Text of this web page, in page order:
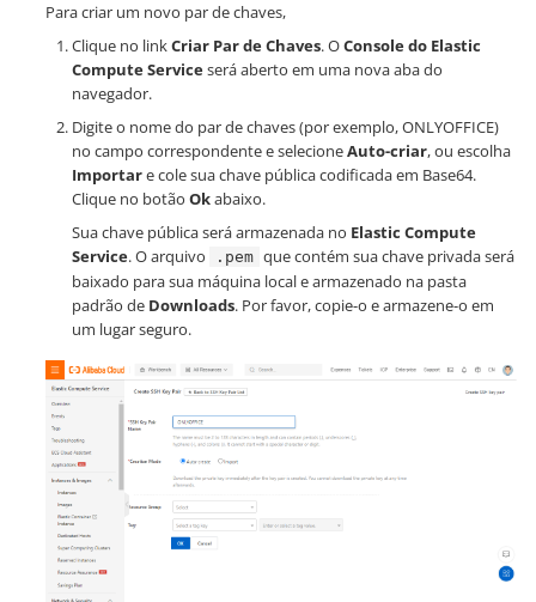
Para criar um novo par de chaves,
Clique no linkCriar Par de Chaves. OConsole do Elastic
Compute Serviceserá aberto em uma nova aba do
navegador.
Digite o nome do par de chaves (por exemplo, ONLYOFFICE)
no campo correspondente e selecioneAuto-criar, ou escolha
Importare cole sua chave pública codificada em Base64.
Clique no botão Okabaixo.
Sua chave pública será armazenada no Elastic Compute
Service. O arquivo .pem que contém sua chave privada será
baixado para sua máquina local e armazenado na pasta
padrão de Downloads. Por favor, copie-o e armazene-o em
um lugar seguro.